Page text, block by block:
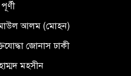
আলম (মোহন)
জোনাস ঢাকী
মহসীন